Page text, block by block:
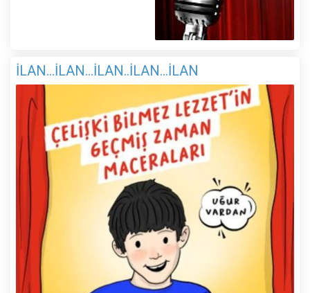
İLAN...İLAN...İLAN..İLAN...İLAN